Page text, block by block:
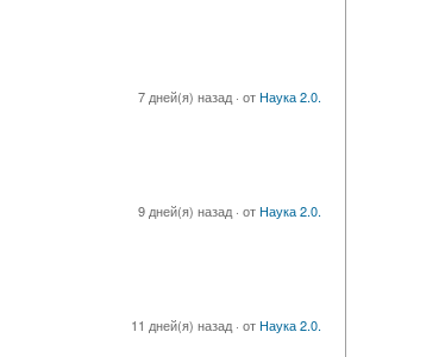
7 дней(я) назад· отНаука 2.0.
9 дней(я) назад· отНаука 2.0.
11 дней(я) назад· отНаука 2.0.